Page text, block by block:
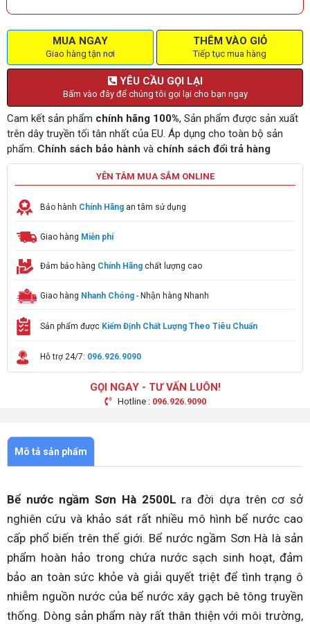
MUA NGAY
Giao hàng tận nơi
THÊM VÀO GIỎ
Tiếp tục mua hàng
YÊU CẦU GỌI LẠI
Bấm vào đây để chúng tôi gọi lại cho bạn ngay
Cam kết sản phẩm chính hãng 100%, Sản phẩm được sản xuất
trên dây truyền tối tân nhất của EU. Áp dụng cho toàn bộ sản
phẩm. Chính sách bảo hành và chính sách đổi trả hàng
YÊN TÂM MUA SẮM ONLINE
Bảo hành Chính Hãng an tâm sử dụng
Giao hàng Miễn phí
Đảm bảo hàng Chính Hãng chất lượng cao
Giao hàng Nhanh Chóng - Nhận hàng Nhanh
Sản phẩm được Kiểm Định Chất Lượng Theo Tiêu Chuẩn
Hỗ trợ 24/7: 096.926.9090
GỌI NGAY - TƯ VẤN LUÔN!
Hotline : 096.926.9090
Mô tả sản phẩm
Bể nước ngầm Sơn Hà 2500L ra đời dựa trên cơ sở
nghiên cứu và khảo sát rất nhiều mô hình bể nước cao
cấp phổ biến trên thế giới. Bể nước ngầm Sơn Hà là sản
phẩm hoàn hảo trong chứa nước sạch sinh hoạt, đảm
bảo an toàn sức khỏe và giải quyết triệt để tình trạng ô
nhiễm nguồn nước của bể nước xây gạch bê tông truyền
thống. Dòng sản phẩm này rất thân thiện với môi trường,